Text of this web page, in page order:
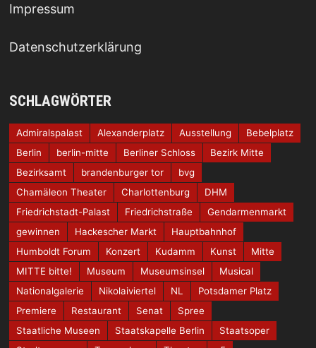
Impressum
Datenschutzerklärung
SCHLAGWÖRTER
Admiralspalast Alexanderplatz Ausstellung
Bebelplatz
Berlin
berlin-mitte Berliner Schloss
Bezirk Mitte
Bezirksamt
brandenburger tor
bvg
Chamäleon Theater
Charlottenburg
DHM
Friedrichstadt-Palast
Friedrichstraße
Gendarmenmarkt
gewinnen
Hackescher Markt
Hauptbahnhof
Humboldt Forum
Konzert Kudamm Kunst
Mitte
MITTE bitte!
Museum Museumsinsel
Musical
Nationalgalerie
Nikolaiviertel NL
Potsdamer Platz
Premiere
Restaurant Senat
Spree
Staatliche Museen
Staatskapelle Berlin
Staatsoper